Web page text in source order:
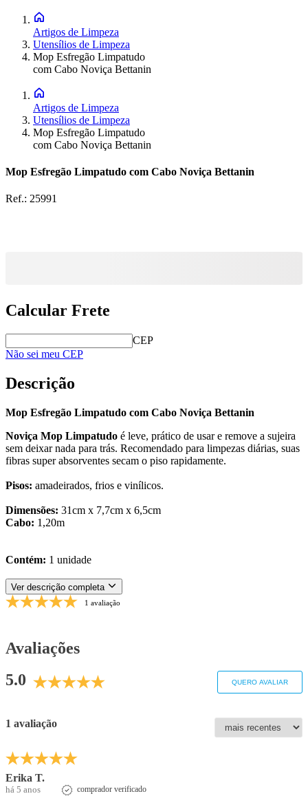
Artigos de Limpeza
Utensílios de Limpeza
Mop Esfregão Limpatudo
com Cabo Noviça Bettanin
Artigos de Limpeza
Utensílios de Limpeza
Mop Esfregão Limpatudo
com Cabo Noviça Bettanin
Mop Esfregão Limpatudo com Cabo Noviça Bettanin
Ref.: 25991
Calcular Frete
CEP
Não sei meu CEP
Descrição
Mop Esfregão Limpatudo com Cabo Noviça Bettanin
Noviça Mop Limpatudo é leve, prático de usar e remove a sujeira
sem deixar nada para trás. Recomendado para limpezas diárias, suas
fibras super absorventes secam o piso rapidamente.
Pisos: amadeirados, frios e vinílicos.
Dimensões: 31cm x 7,7cm x 6,5cm
Cabo: 1,20m
Contém: 1 unidade
Ver descrição completa
1 avaliação
Avaliações
5.0
QUERO AVALIAR
1 avaliação
Erika T.
há 5 anos comprador verificado